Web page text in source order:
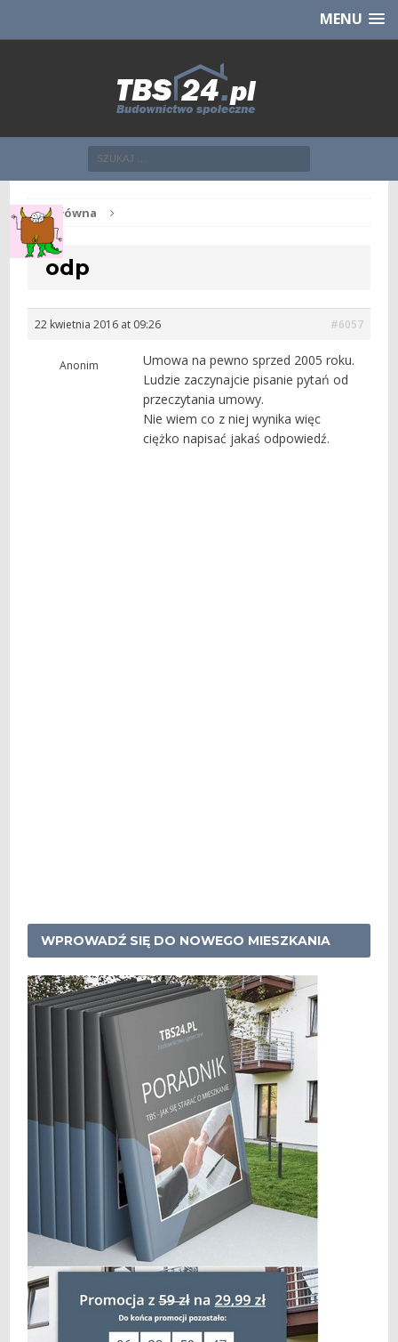
CHCĘ [klik]MENU
Str. główna
odp
22 kwietnia 2016 at 09:26 #6057
Anonim
Umowa na pewno sprzed 2005 roku.
Ludzie zaczynajcie pisanie pytań od
przeczytania umowy.
Nie wiem co z niej wynika więc
ciężko napisać jakaś odpowiedź.
WPROWADŹ SIĘ DO NOWEGO MIESZKANIA